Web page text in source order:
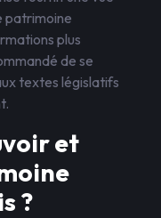
patrimoine
plus
de se
textes législatifs
et
?